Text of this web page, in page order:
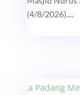
(4/8/2026)....